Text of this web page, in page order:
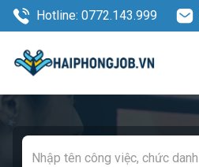
Hotline: 0772.143.999